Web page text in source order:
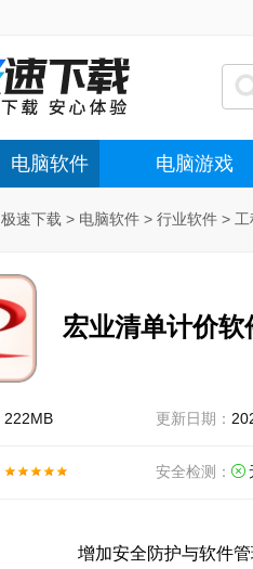
电脑软件 电脑游戏
极速下载 > 电脑软件 > 行业软件 >
宏业清单计价软
222MB 更新日期：
安全检测：
增加安全防护与软件